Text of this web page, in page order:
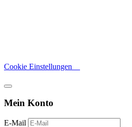
Cookie Einstellungen
Mein Konto
E-Mail